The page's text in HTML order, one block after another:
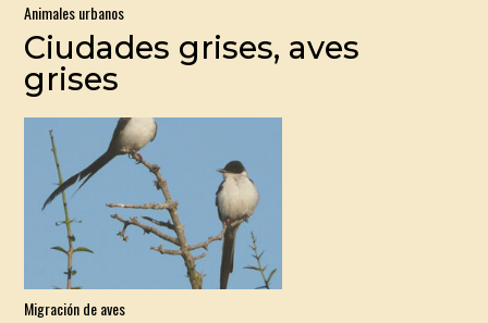
Animales urbanos
Ciudades grises, aves
grises
Migración de aves